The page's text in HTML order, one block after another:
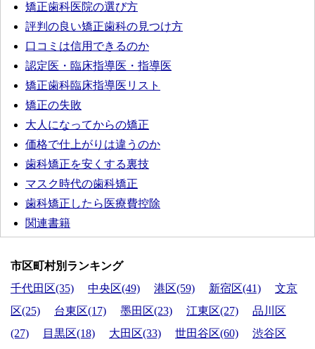
矯正歯科医院の選び方
評判の良い矯正歯科の見つけ方
口コミは信用できるのか
認定医・臨床指導医・指導医
矯正歯科臨床指導医リスト
矯正の失敗
大人になってからの矯正
価格で仕上がりは違うのか
歯科矯正を安くする裏技
マスク時代の歯科矯正
歯科矯正したら医療費控除
関連書籍
市区町村別ランキング
千代田区(35)
中央区(49) 港区(59) 新宿区(41)
文京
区(25)
台東区(17) 墨田区(23) 江東区(27)
品川区
(27)
目黒区(18) 大田区(33) 世田谷区(60)
渋谷区